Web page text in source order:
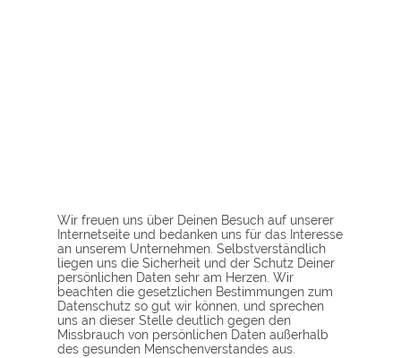
Wir freuen uns über Deinen Besuch auf unserer
Internetseite und bedanken uns für das Interesse
an unserem Unternehmen. Selbstverständlich
liegen uns die Sicherheit und der Schutz Deiner
persönlichen Daten sehr am Herzen. Wir
beachten die gesetzlichen Bestimmungen zum
Datenschutz so gut wir können, und sprechen
uns an dieser Stelle deutlich gegen den
Missbrauch von persönlichen Daten außerhalb
des gesunden Menschenverstandes aus.